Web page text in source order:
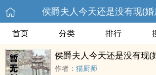
侯爵夫人今天还是没有现(
首页 分类 排行
侯爵夫人今天还是没有现(
作者： 猫厨师